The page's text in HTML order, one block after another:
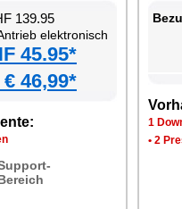
139.95
elektronisch
45.95*
46,99*
1
• 2